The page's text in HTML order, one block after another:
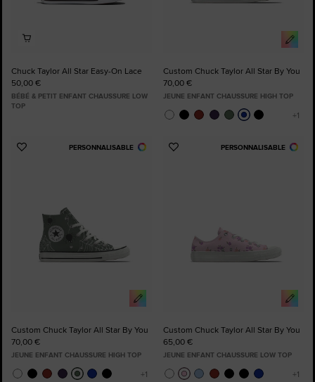
Chuck Taylor All Star Easy-On Lace
50,00 €
BÉBÉ & PETIT ENFANT CHAUSSURE LOW
TOP
Custom Chuck Taylor All Star By You
70,00 €
JEUNE ENFANT CHAUSSURE HIGH TOP
PERSONNALISABLE
Ajouter
Custom Chuck Taylor All Star By You
70,00 €
JEUNE ENFANT CHAUSSURE HIGH TOP
PERSONNALISABLE
Ajouter
Custom Chuck Taylor All Star By You
65,00 €
JEUNE ENFANT CHAUSSURE LOW TOP